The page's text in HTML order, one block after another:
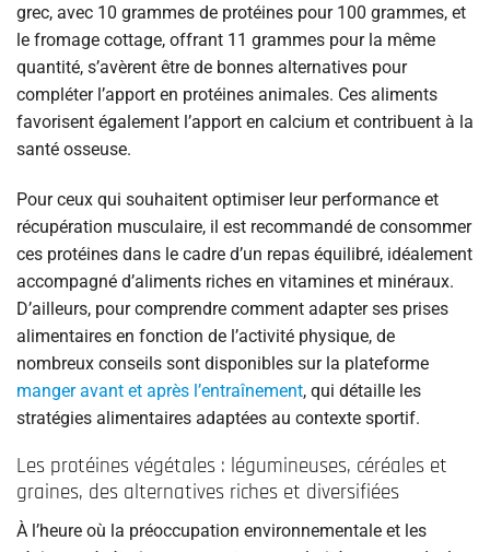
grec, avec 10 grammes de protéines pour 100 grammes, et
le fromage cottage, offrant 11 grammes pour la même
quantité, s’avèrent être de bonnes alternatives pour
compléter l’apport en protéines animales. Ces aliments
favorisent également l’apport en calcium et contribuent à la
santé osseuse.
Pour ceux qui souhaitent optimiser leur performance et
récupération musculaire, il est recommandé de consommer
ces protéines dans le cadre d’un repas équilibré, idéalement
accompagné d’aliments riches en vitamines et minéraux.
D’ailleurs, pour comprendre comment adapter ses prises
alimentaires en fonction de l’activité physique, de
nombreux conseils sont disponibles sur la plateforme
manger avant et après l’entraînement, qui détaille les
stratégies alimentaires adaptées au contexte sportif.
Les protéines végétales : légumineuses, céréales et
graines, des alternatives riches et diversifiées
À l’heure où la préoccupation environnementale et les